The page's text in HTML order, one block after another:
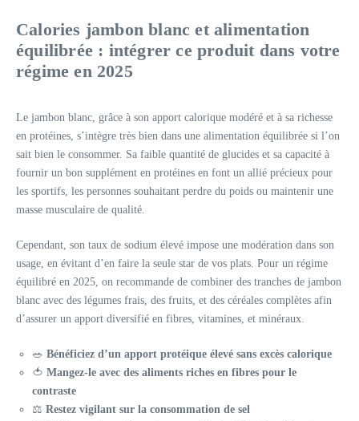
Calories jambon blanc et alimentation
équilibrée : intégrer ce produit dans votre
régime en 2025
Le jambon blanc, grâce à son apport calorique modéré et à sa richesse
en protéines, s’intègre très bien dans une alimentation équilibrée si l’on
sait bien le consommer. Sa faible quantité de glucides et sa capacité à
fournir un bon supplément en protéines en font un allié précieux pour
les sportifs, les personnes souhaitant perdre du poids ou maintenir une
masse musculaire de qualité.
Cependant, son taux de sodium élevé impose une modération dans son
usage, en évitant d’en faire la seule star de vos plats. Pour un régime
équilibré en 2025, on recommande de combiner des tranches de jambon
blanc avec des légumes frais, des fruits, et des céréales complètes afin
d’assurer un apport diversifié en fibres, vitamines, et minéraux.
🥗 Bénéficiez d’un apport protéique élevé sans excès calorique
🍅 Mangez-le avec des aliments riches en fibres pour le
contraste
⚖️ Restez vigilant sur la consommation de sel